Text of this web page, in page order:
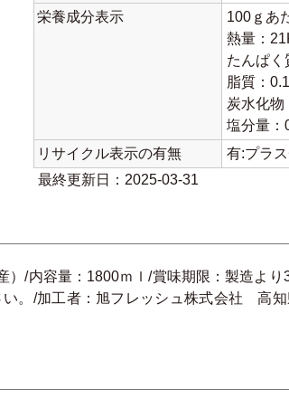
栄養成分表示
100ｇあ
熱量：
たんぱく
脂質：
炭水化物
塩分量：
リサイクル表示の有無
有:プラ
最終更新日：2025-03-31
）/内容量：1800ｍｌ/賞味期限：製造よ
い。/加工者：旭フレッシュ株式会社